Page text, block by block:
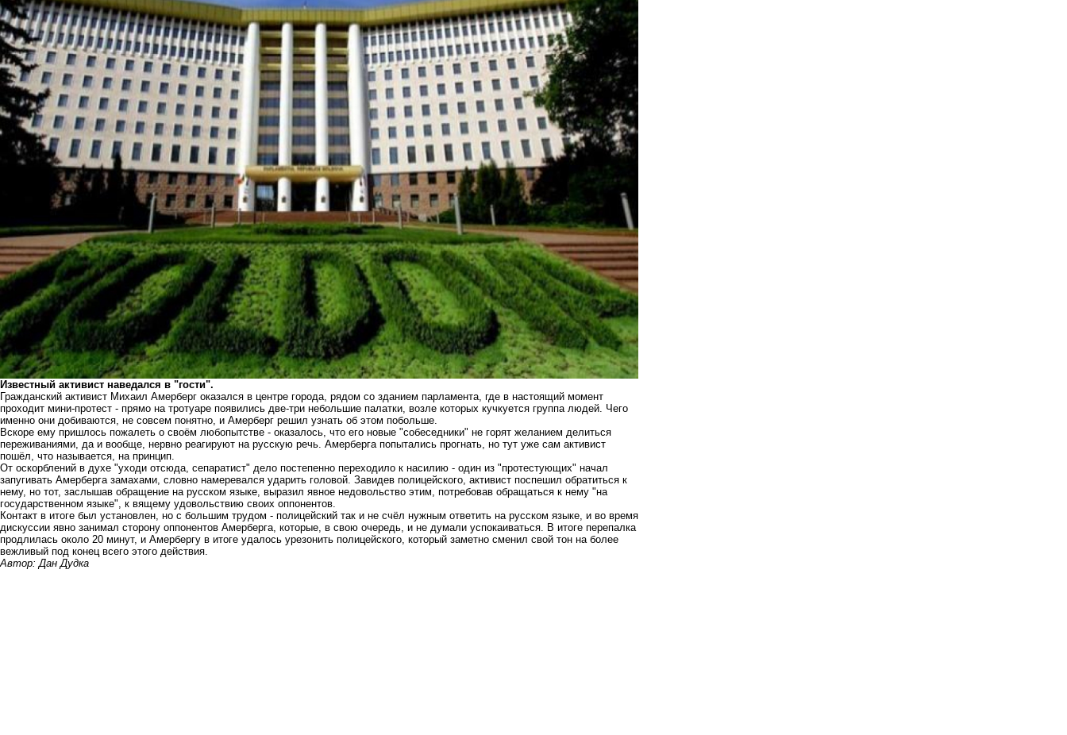
Известный активист наведался в "гости".
Гражданский активист Михаил Амерберг оказался в центре города, рядом со зданием парламента, где в настоящий момент
проходит мини-протест - прямо на тротуаре появились две-три небольшие палатки, возле которых кучкуется группа людей. Чего
именно они добиваются, не совсем понятно, и Амерберг решил узнать об этом побольше.
Вскоре ему пришлось пожалеть о своём любопытстве - оказалось, что его новые "собеседники" не горят желанием делиться
переживаниями, да и вообще, нервно реагируют на русскую речь. Амерберга попытались прогнать, но тут уже сам активист
пошёл, что называется, на принцип.
От оскорблений в духе "уходи отсюда, сепаратист" дело постепенно переходило к насилию - один из "протестующих" начал
запугивать Амерберга замахами, словно намеревался ударить головой. Завидев полицейского, активист поспешил обратиться к
нему, но тот, заслышав обращение на русском языке, выразил явное недовольство этим, потребовав обращаться к нему "на
государственном языке", к вящему удовольствию своих оппонентов.
Контакт в итоге был установлен, но с большим трудом - полицейский так и не счёл нужным ответить на русском языке, и во время
дискуссии явно занимал сторону оппонентов Амерберга, которые, в свою очередь, и не думали успокаиваться. В итоге перепалка
продлилась около 20 минут, и Амербергу в итоге удалось урезонить полицейского, который заметно сменил свой тон на более
вежливый под конец всего этого действия.
Автор: Дан Дудка